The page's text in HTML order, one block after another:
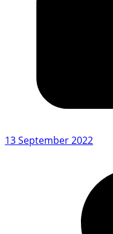
13 September 2022